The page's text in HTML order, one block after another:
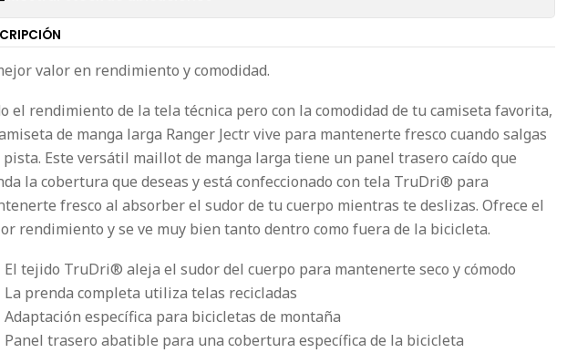
valor en rendimiento y comodidad.
el rendimiento de la tela técnica pero con la comodidad de tu camiseta favorita,
de manga larga Ranger Jectr vive para mantenerte fresco cuando salgas
pista. Este versátil maillot de manga larga tiene un panel trasero caído que
la cobertura que deseas y está confeccionado con tela TruDri® para
fresco al absorber el sudor de tu cuerpo mientras te deslizas. Ofrece el
rendimiento y se ve muy bien tanto dentro como fuera de la bicicleta.
El tejido TruDri® aleja el sudor del cuerpo para mantenerte seco y cómodo
La prenda completa utiliza telas recicladas
Adaptación específica para bicicletas de montaña
Panel trasero abatible para una cobertura específica de la bicicleta